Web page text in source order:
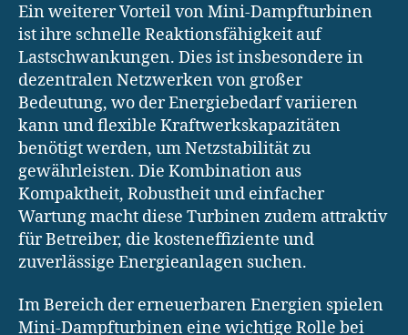
Ein weiterer Vorteil von Mini-Dampfturbinen
ist ihre schnelle Reaktionsfähigkeit auf
Lastschwankungen. Dies ist insbesondere in
dezentralen Netzwerken von großer
Bedeutung, wo der Energiebedarf variieren
kann und flexible Kraftwerkskapazitäten
benötigt werden, um Netzstabilität zu
gewährleisten. Die Kombination aus
Kompaktheit, Robustheit und einfacher
Wartung macht diese Turbinen zudem attraktiv
für Betreiber, die kosteneffiziente und
zuverlässige Energieanlagen suchen.
Im Bereich der erneuerbaren Energien spielen
Mini-Dampfturbinen eine wichtige Rolle bei